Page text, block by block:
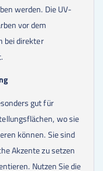
werden. Die UV-
vor dem
bei direkter
gut für
wo sie
können. Sie sind
Akzente zu setzen
Nutzen Sie die